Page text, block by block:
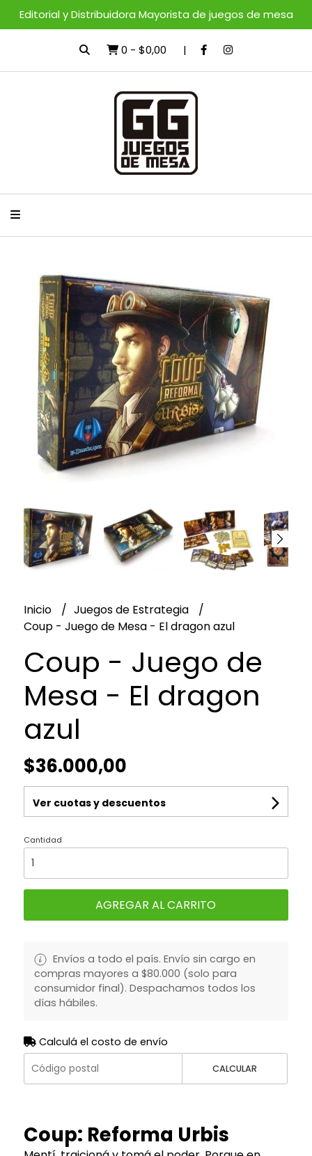
Editorial y Distribuidora Mayorista de juegos de mesa
0 - $0,00
Inicio
Juegos de Estrategia
Coup - Juego de Mesa - El dragon azul
Coup - Juego de
Mesa - El dragon
azul
$36.000,00
Ver cuotas y descuentos
Cantidad
AGREGAR AL CARRITO
Envíos a todo el país. Envío sin cargo en
compras mayores a $80.000 (solo para
consumidor final). Despachamos todos los
días hábiles.
Calculá el costo de envío
CALCULAR
Coup: Reforma Urbis